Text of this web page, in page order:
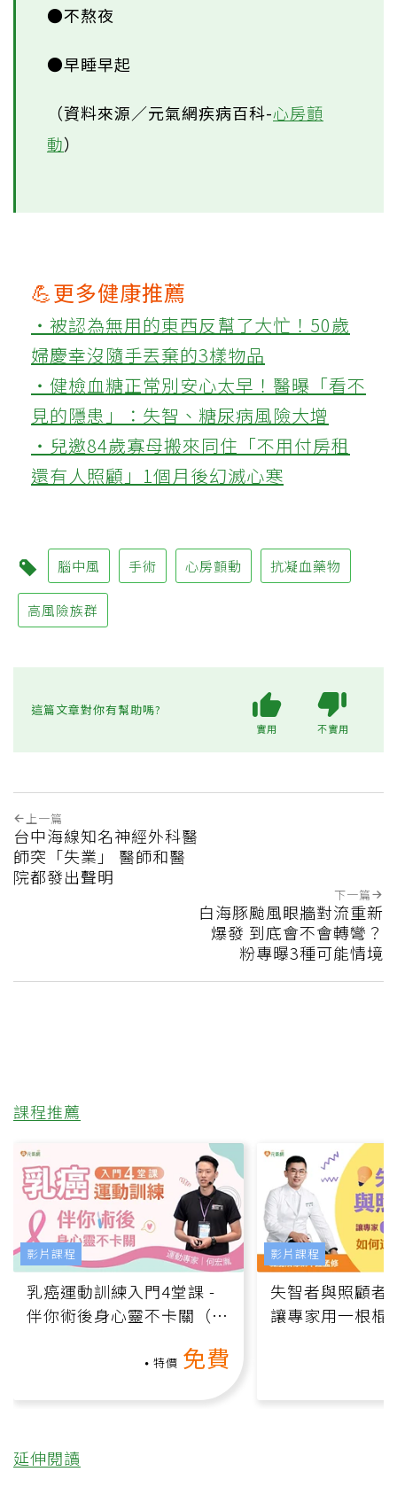
●不熬夜
●早睡早起
（資料來源／元氣網疾病百科-心房顫
動）
💪更多健康推薦
‧被認為無用的東西反幫了大忙！50歲
婦慶幸沒隨手丟棄的3樣物品
‧健檢血糖正常別安心太早！醫曝「看不
見的隱患」：失智、糖尿病風險大增
‧兒邀84歲寡母搬來同住「不用付房租
還有人照顧」1個月後幻滅心寒
腦中風 手術 心房顫動 抗凝血藥物
高風險族群
這篇文章對你有幫助嗎?
實用 不實用
上一篇
台中海線知名神經外科醫
師突「失業」 醫師和醫
院都發出聲明
下一篇
白海豚颱風眼牆對流重新
爆發 到底會不會轉彎？
粉專曝3種可能情境
課程推薦
乳癌運動訓練入門4堂課 -
伴你術後身心靈不卡關（線
特價 免費
影片課程
失智者與照顧者
讓專家用一根棍
影片課程
延伸閱讀